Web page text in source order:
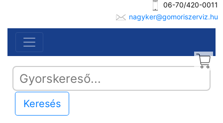
06-70/420-0011
nagyker@gomoriszerviz.hu
Keresés